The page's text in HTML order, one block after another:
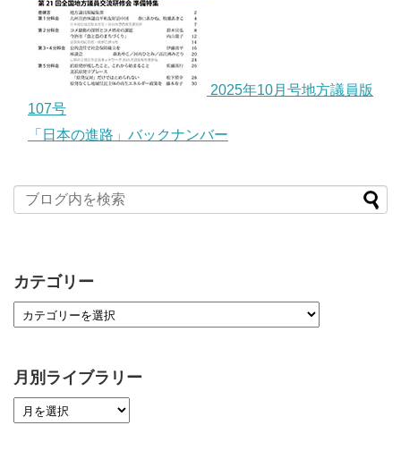
2025年10月号地方議員版
107号
「日本の進路」バックナンバー
カテゴリー
月別ライブラリー